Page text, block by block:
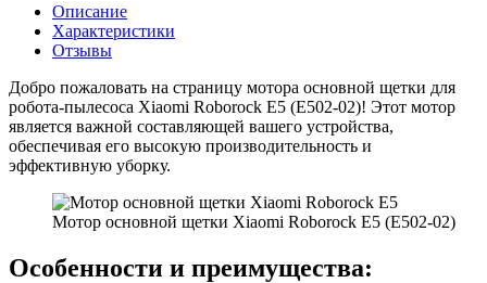
Описание
Характеристики
Отзывы
Добро пожаловать на страницу мотора основной щетки для
робота-пылесоса Xiaomi Roborock E5 (E502-02)! Этот мотор
является важной составляющей вашего устройства,
обеспечивая его высокую производительность и
эффективную уборку.
Мотор основной щетки Xiaomi Roborock E5 (E502-02)
Особенности и преимущества: